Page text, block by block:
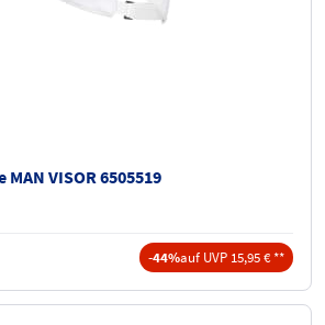
MAN VISOR 6505519
-44%auf UVP 15,95 € **